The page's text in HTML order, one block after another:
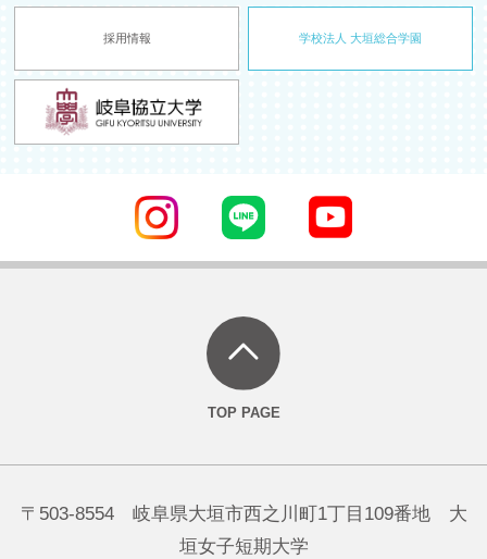
採用情報 学校法人 大垣総合学園
〒503-8554 岐阜県大垣市西之川町1丁目109番地 大
垣女子短期大学